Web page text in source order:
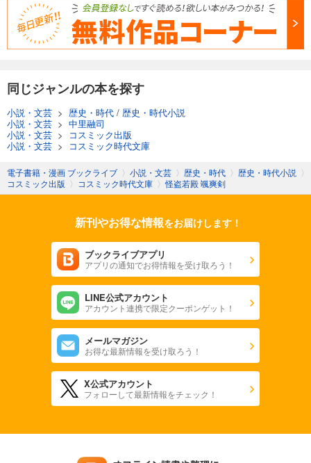
同じジャンルの本を探す
小説・文芸 > 歴史・時代 / 歴史・時代小説
小説・文芸 > 中里融司
小説・文芸 >
コスミック出版
小説・文芸 > コスミック時代文庫
電子書籍・漫画 ブックライブ 〉 小説・文芸 〉 歴史・時代 〉 歴史・時代小説 〉
コスミック出版 〉 コスミック時代文庫 〉怪盗若殿 颯爽剣
新刊やお得な情報をお届けします！
ブックライブアプリ
アプリの通知でお得情報を受け取ろう！
LINE公式アカウント
アカウント連携で限定クーポンゲット！
メールマガジン
お得な最新情報を受け取ろう！
X公式アカウント
フォローして最新情報をチェック！